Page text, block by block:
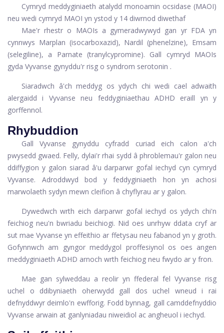
Cymryd meddyginiaeth atalydd monoamin ocsidase (MAOI)
neu wedi cymryd MAOI yn ystod y 14 diwrnod diwethaf
Mae'r rhestr o MAOIs a gymeradwywyd gan yr FDA yn
cynnwys Marplan (isocarboxazid), Nardil (phenelzine), Emsam
(selegiline), a Parnate (tranylcypromine). Gall cymryd MAOIs
gyda Vyvanse gynyddu'r risg o syndrom serotonin .
Siaradwch â'ch meddyg os ydych chi wedi cael adwaith
alergaidd i Vyvanse neu feddyginiaethau ADHD eraill yn y
gorffennol.
Rhybuddion
Gall Vyvanse gynyddu cyfradd curiad eich calon a'ch
pwysedd gwaed. Felly, dylai'r rhai sydd â phroblemau'r galon neu
ddiffygion y galon siarad â'u darparwr gofal iechyd cyn cymryd
Vyvanse. Adroddwyd bod y feddyginiaeth hon yn achosi
marwolaeth sydyn mewn cleifion â chyflyrau ar y galon.
Dywedwch wrth eich darparwr gofal iechyd os ydych chi'n
feichiog neu'n bwriadu beichiogi. Nid oes unrhyw ddata cryf ar
sut mae Vyvanse yn effeithio ar ffetysau neu fabanod yn y groth.
Gofynnwch am gyngor meddygol proffesiynol os oes angen
meddyginiaeth ADHD arnoch wrth feichiog neu fwydo ar y fron.
Mae gan sylweddau a reolir yn ffederal fel Vyvanse risg
uchel o ddibyniaeth oherwydd gall dos uchel wneud i rai
defnyddwyr deimlo'n ewfforig. Fodd bynnag, gall camddefnyddio
Vyvanse arwain at ganlyniadau niweidiol ac angheuol i iechyd.